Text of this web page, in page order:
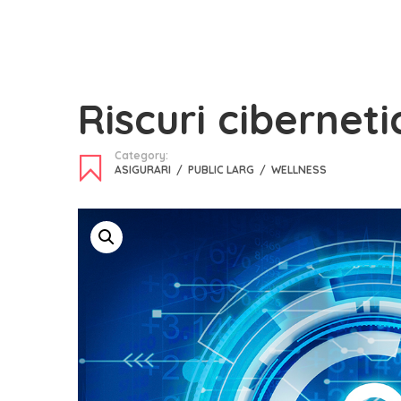
Riscuri
Category:
ASIGURARI / PUBLIC LARG / WELLNESS